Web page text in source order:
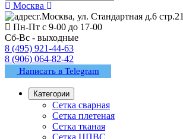
Москва
г.Москва, ул. Стандартная д.6 стр.21
Пн-Пт с 9-00 до 17-00
Сб-Вс - выходные
8 (495) 921-44-63
8 (906) 064-82-42
Написать в Telegram
Категории
Сетка сварная
Сетка плетеная
Сетка тканая
Сетка ЦПВС